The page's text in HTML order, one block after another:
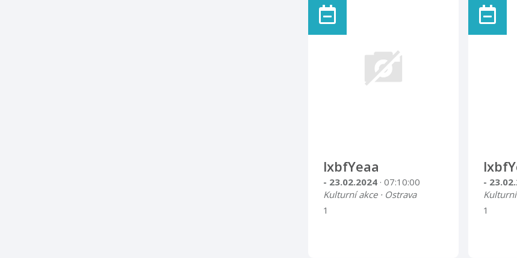
lxbfYeaa
- 23.02.2024 · 07:10:00
Kulturní akce · Ostrava
1
-
Kulturní
1